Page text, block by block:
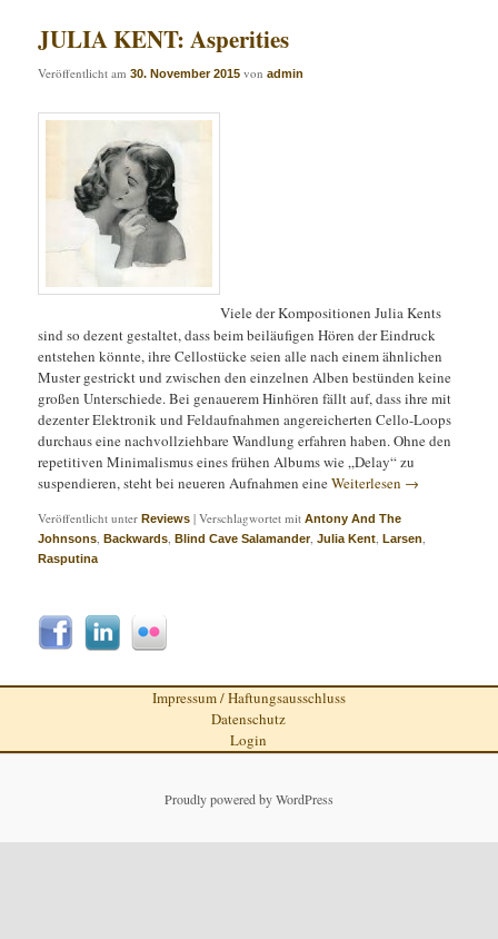
JULIA KENT: Asperities
Veröffentlicht am30. November 2015 vonadmin
Viele der Kompositionen Julia Kents
sind so dezent gestaltet, dass beim beiläufigen Hören der Eindruck
entstehen könnte, ihre Cellostücke seien alle nach einem ähnlichen
Muster gestrickt und zwischen den einzelnen Alben bestünden keine
großen Unterschiede. Bei genauerem Hinhören fällt auf, dass ihre mit
dezenter Elektronik und Feldaufnahmen angereicherten Cello-Loops
durchaus eine nachvollziehbare Wandlung erfahren haben. Ohne den
repetitiven Minimalismus eines frühen Albums wie „Delay“ zu
suspendieren, steht bei neueren Aufnahmen eineWeiterlesen →
Veröffentlicht unter Reviews |Verschlagwortet mit Antony And The
Johnsons ,Backwards ,Blind Cave Salamander,Julia Kent ,Larsen
Rasputina
Impressum / Haftungsausschluss
Datenschutz
Login
Proudly powered by WordPress